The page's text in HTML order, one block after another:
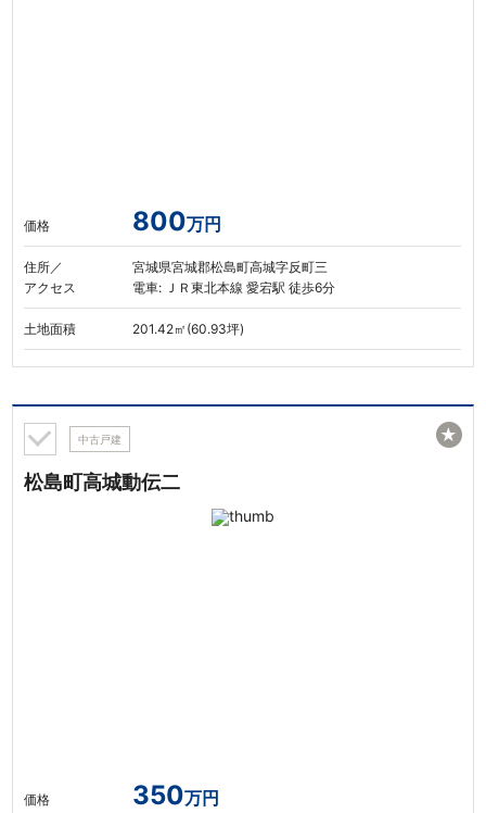
価格 800万円
住所／
アクセス
宮城県宮城郡松島町高城字反町三
電車: ＪＲ東北本線 愛宕駅 徒歩6分
土地面積 201.42㎡(60.93坪)
中古戸建
松島町高城動伝二
価格 350万円
★